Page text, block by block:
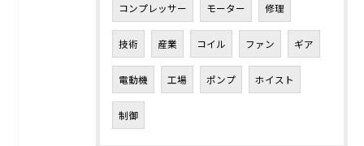
コンプレッサー モーター 修理
技術 産業 コイル ファン ギア
電動機 工場 ポンプ ホイスト
制御